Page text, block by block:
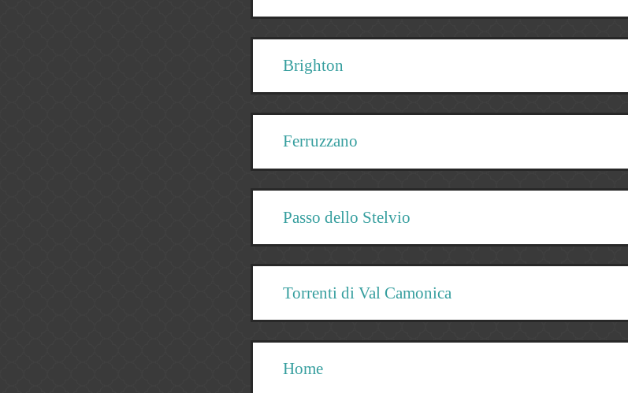
Brighton
Ferruzzano
Passo dello Stelvio
Torrenti di Val Camonica
Home